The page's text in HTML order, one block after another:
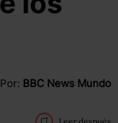
Por: BBC News Mundo